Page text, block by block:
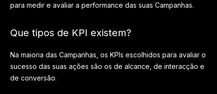
para medir e avaliar a performance das suas Campanhas.
Que tipos de KPI existem?
Na maioria das Campanhas, os KPIs escolhidos para avaliar o
sucesso das suas ações são os de alcance, de interacção e
de conversão.